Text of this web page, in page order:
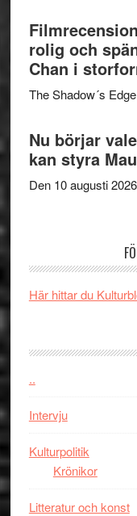
rolig och
Chan i
The Shadow´s
Nu börjar
kan styra
Den 10 augusti
Här hittar du
..
Intervju
Kulturpolitik
Krönikor
Litteratur och konst